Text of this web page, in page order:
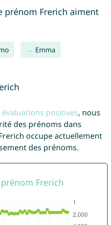
prénom Frerich aiment
Emma
positives, nous
des prénoms dans
occupe actuellement
des prénoms.